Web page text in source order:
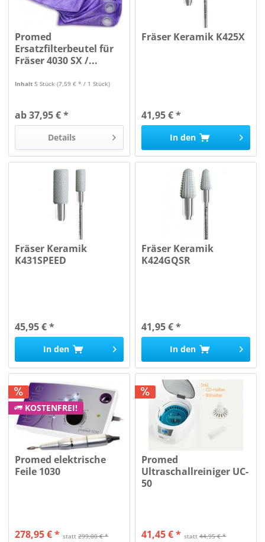
Promed
Ersatzfilterbeutel für
Fräser 4030 SX /...
Inhalt5 Stück(7,59 € * / 1 Stück)
ab 37,95 € *
Details
Fräser Keramik K425X
41,95 € *
In den
Fräser Keramik
K431SPEED
45,95 € *
In den
Fräser Keramik
K424GQSR
41,95 € *
In den
KOSTENFREI!
Promed elektrische
Feile 1030
statt299,00 € *
278,95 € *
Promed
Ultraschallreiniger UC-
50
statt44,95 € *
41,45 € *